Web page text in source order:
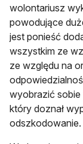
wolontariusz
powodujące
jest ponieść
wszystkim ze
ze względu na
wyobrazić sobie
który doznał
odszkodowanie.